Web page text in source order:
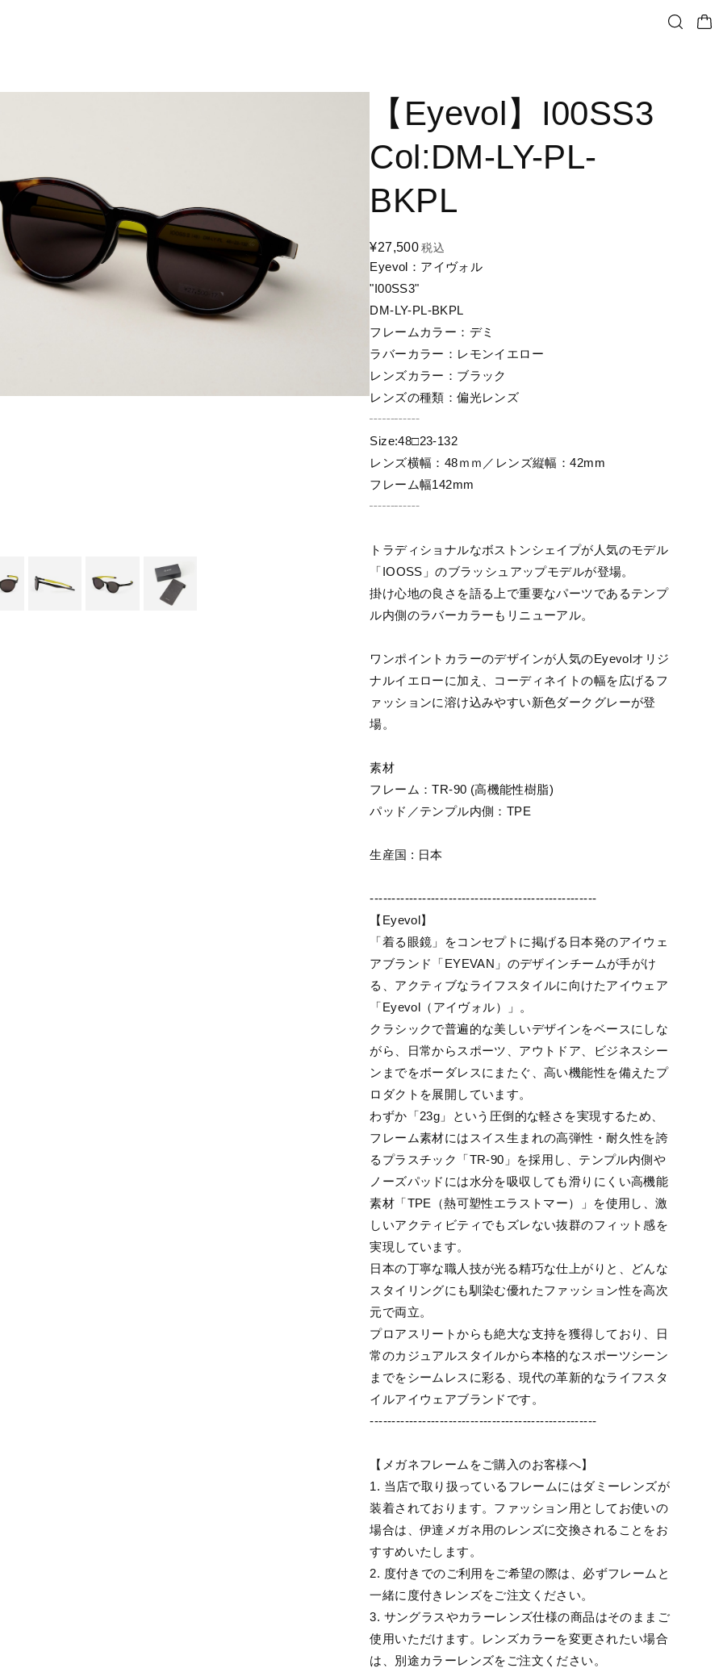
【Eyevol】I00SS3
Col:DM-LY-PL-
BKPL
¥27,500 税込
Eyevol：アイヴォル
"I00SS3"
DM-LY-PL-BKPL
フレームカラー：デミ
ラバーカラー：レモンイエロー
レンズカラー：ブラック
レンズの種類：偏光レンズ
┄┄┄┄
Size:48□23-132
レンズ横幅：48ｍｍ／レンズ縦幅：42mm
フレーム幅142mm
┄┄┄┄
トラディショナルなボストンシェイプが人気のモデル
「IOOSS」のブラッシュアップモデルが登場。
掛け心地の良さを語る上で重要なパーツであるテンプ
ル内側のラバーカラーもリニューアル。
ワンポイントカラーのデザインが人気のEyevolオリジ
ナルイエローに加え、コーディネイトの幅を広げるフ
ァッションに溶け込みやすい新色ダークグレーが登
場。
素材
フレーム：TR-90 (高機能性樹脂)
パッド／テンプル内側：TPE
生産国 : 日本
----------------------------------------------------
【Eyevol】
「着る眼鏡」をコンセプトに掲げる日本発のアイウェ
アブランド「EYEVAN」のデザインチームが手がけ
る、アクティブなライフスタイルに向けたアイウェア
「Eyevol（アイヴォル）」。
クラシックで普遍的な美しいデザインをベースにしな
がら、日常からスポーツ、アウトドア、ビジネスシー
ンまでをボーダレスにまたぐ、高い機能性を備えたプ
ロダクトを展開しています。
わずか「23g」という圧倒的な軽さを実現するため、
フレーム素材にはスイス生まれの高弾性・耐久性を誇
るプラスチック「TR-90」を採用し、テンプル内側や
ノーズパッドには水分を吸収しても滑りにくい高機能
素材「TPE（熱可塑性エラストマー）」を使用し、激
しいアクティビティでもズレない抜群のフィット感を
実現しています。
日本の丁寧な職人技が光る精巧な仕上がりと、どんな
スタイリングにも馴染む優れたファッション性を高次
元で両立。
プロアスリートからも絶大な支持を獲得しており、日
常のカジュアルスタイルから本格的なスポーツシーン
までをシームレスに彩る、現代の革新的なライフスタ
イルアイウェアブランドです。
----------------------------------------------------
【メガネフレームをご購入のお客様へ】
1. 当店で取り扱っているフレームにはダミーレンズが
装着されております。ファッション用としてお使いの
場合は、伊達メガネ用のレンズに交換されることをお
すすめいたします。
2. 度付きでのご利用をご希望の際は、必ずフレームと
一緒に度付きレンズをご注文ください。
3. サングラスやカラーレンズ仕様の商品はそのままご
使用いただけます。レンズカラーを変更されたい場合
は、別途カラーレンズをご注文ください。